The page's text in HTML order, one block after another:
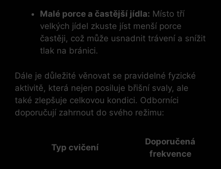
Malé porce a častější jídla: Místo tří
velkých jídel zkuste jíst menší porce
častěji, což může usnadnit trávení a snížit
tlak na bránici.
Dále je důležité věnovat se pravidelné fyzické
aktivitě, která nejen posiluje břišní svaly, ale
také zlepšuje celkovou kondici. Odborníci
doporučují zahrnout do svého režimu:
Typ cvičení
Doporučená
frekvence